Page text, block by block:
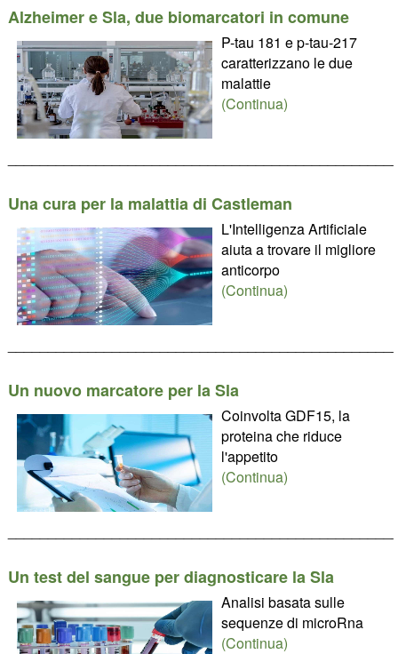
Alzheimer e Sla, due biomarcatori in comune
P-tau 181 e p-tau-217
caratterizzano le due
malattie
(Continua)
Una cura per la malattia di Castleman
L'Intelligenza Artificiale
aiuta a trovare il migliore
anticorpo
(Continua)
Un nuovo marcatore per la Sla
Coinvolta GDF15, la
proteina che riduce
l'appetito
(Continua)
Un test del sangue per diagnosticare la Sla
Analisi basata sulle
sequenze di microRna
(Continua)